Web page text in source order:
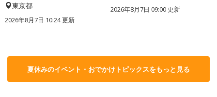
東京都
2026年8月7日 10:24更新
2026年8月7日 09:00更新
夏休みのイベント・おでかけトピックスをもっと見る